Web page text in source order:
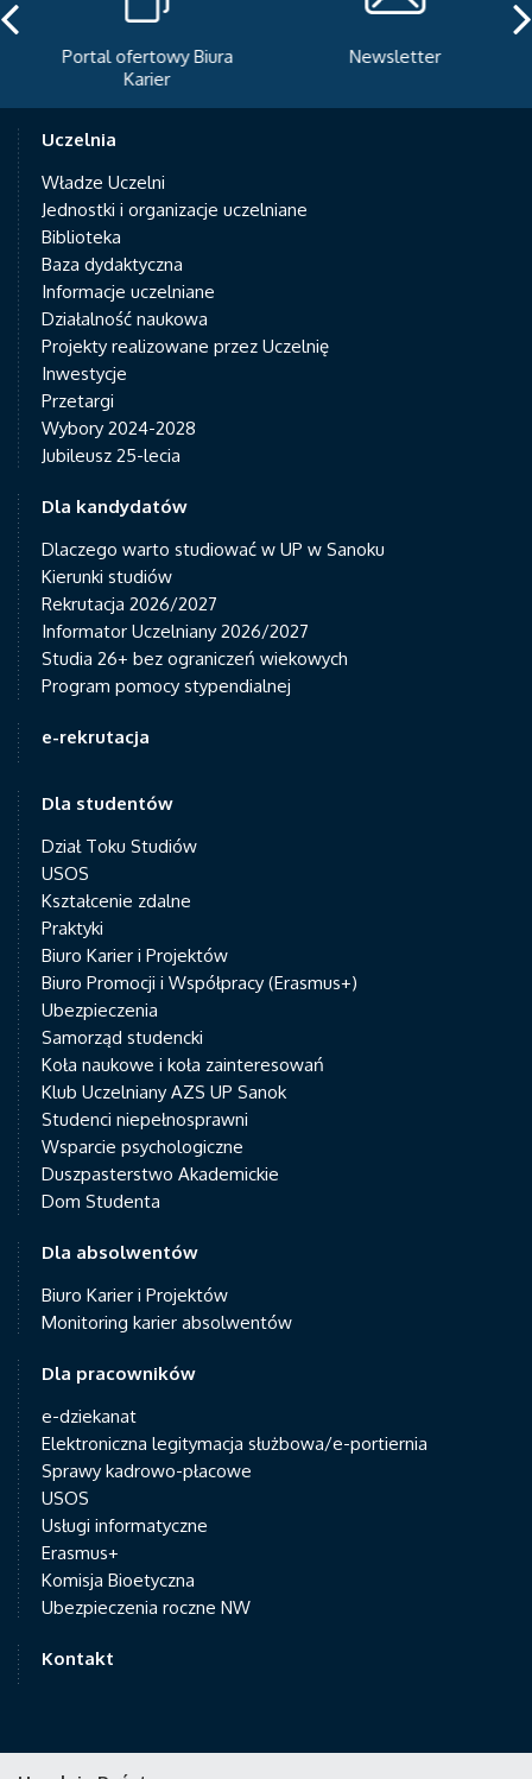
Portal ofertowy Biura
Karier
Newsletter
Uczelnia
Władze Uczelni
Jednostki i organizacje uczelniane
Biblioteka
Baza dydaktyczna
Informacje uczelniane
Działalność naukowa
Projekty realizowane przez Uczelnię
Inwestycje
Przetargi
Wybory 2024-2028
Jubileusz 25-lecia
Dla kandydatów
Dlaczego warto studiować w UP w Sanoku
Kierunki studiów
Rekrutacja 2026/2027
Informator Uczelniany 2026/2027
Studia 26+ bez ograniczeń wiekowych
Program pomocy stypendialnej
e-rekrutacja
Dla studentów
Dział Toku Studiów
USOS
Kształcenie zdalne
Praktyki
Biuro Karier i Projektów
Biuro Promocji i Współpracy (Erasmus+)
Ubezpieczenia
Samorząd studencki
Koła naukowe i koła zainteresowań
Klub Uczelniany AZS UP Sanok
Studenci niepełnosprawni
Wsparcie psychologiczne
Duszpasterstwo Akademickie
Dom Studenta
Dla absolwentów
Biuro Karier i Projektów
Monitoring karier absolwentów
Dla pracowników
e-dziekanat
Elektroniczna legitymacja służbowa/e-portiernia
Sprawy kadrowo-płacowe
USOS
Usługi informatyczne
Erasmus+
Komisja Bioetyczna
Ubezpieczenia roczne NW
Kontakt